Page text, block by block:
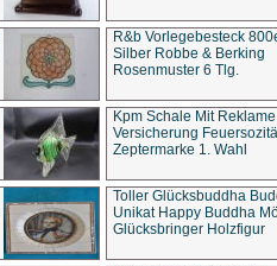
R&b Vorlegebesteck
Silber Robbe & Berking
Rosenmuster 6 Tlg.
Kpm Schale Mit Reklame
Versicherung
Zeptermarke 1. Wahl
Toller Glücksbuddha
Unikat Happy Buddha
Glücksbringer Holzfigur